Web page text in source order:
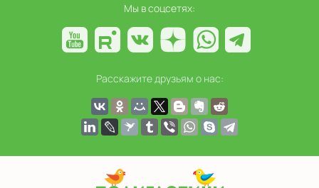
Мы в соцсетях:
Расскажите друзьям о нас: